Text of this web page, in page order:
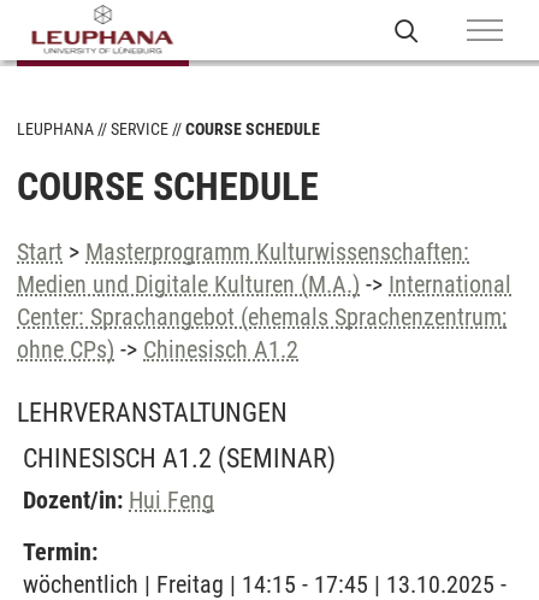
LEUPHANA SERVICE COURSE SCHEDULE
COURSE SCHEDULE
Start > Masterprogramm Kulturwissenschaften:
Medien und Digitale Kulturen (M.A.) -> International
Center: Sprachangebot (ehemals Sprachenzentrum;
ohne CPs) -> Chinesisch A1.2
LEHRVERANSTALTUNGEN
CHINESISCH A1.2 (SEMINAR)
Dozent/in: Hui Feng
Termin:
wöchentlich | Freitag | 14:15 - 17:45 | 13.10.2025 -